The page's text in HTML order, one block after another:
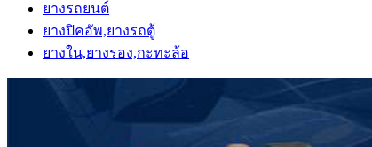
ยางรถยนต์
ยางปิคอัพ,ยางรถตู้
ยางใน,ยางรอง,กะทะล้อ